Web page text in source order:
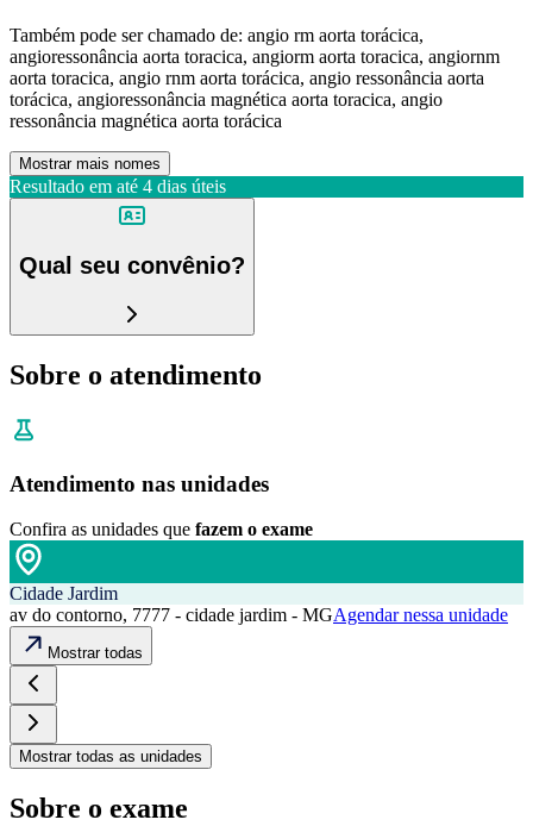
Também pode ser chamado de: angio rm aorta torácica,
angioressonância aorta toracica, angiorm aorta toracica, angiornm
aorta toracica, angio rnm aorta torácica, angio ressonância aorta
torácica, angioressonância magnética aorta toracica, angio
ressonância magnética aorta torácica
Mostrar mais nomes
Resultado em até 4 dias úteis
Qual seu convênio?
Sobre o atendimento
Atendimento nas unidades
Confira as unidades que fazem o exame
Cidade Jardim
av do contorno, 7777 - cidade jardim - MGAgendar nessa unidade
Mostrar todas
Mostrar todas as unidades
Sobre o exame